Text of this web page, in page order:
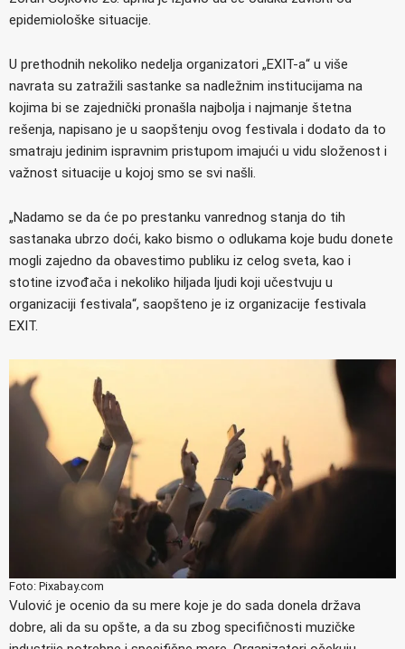
epidemiološke situacije.
U prethodnih nekoliko nedelja organizatori „EXIT-a“ u više
navrata su zatražili sastanke sa nadležnim institucijama na
kojima bi se zajednički pronašla najbolja i najmanje štetna
rešenja, napisano je u saopštenju ovog festivala i dodato da to
smatraju jedinim ispravnim pristupom imajući u vidu složenost i
važnost situacije u kojoj smo se svi našli.
„Nadamo se da će po prestanku vanrednog stanja do tih
sastanaka ubrzo doći, kako bismo o odlukama koje budu donete
mogli zajedno da obavestimo publiku iz celog sveta, kao i
stotine izvođača i nekoliko hiljada ljudi koji učestvuju u
organizaciji festivala“, saopšteno je iz organizacije festivala
EXIT.
Foto: Pixabay.com
Vulović je ocenio da su mere koje je do sada donela država
dobre, ali da su opšte, a da su zbog specifičnosti muzičke